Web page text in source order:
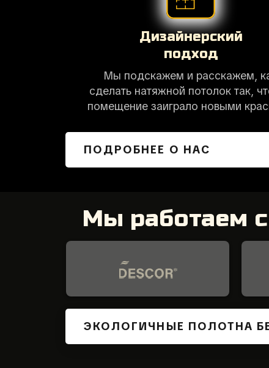
Дизайнерский
подход
Мы подскажем и расскажем,
сделать натяжной потолок так,
помещение заиграло новыми
ПОДРОБНЕЕ О НАС
Мы работаем с
ЭКОЛОГИЧНЫЕ ПОЛОТНА